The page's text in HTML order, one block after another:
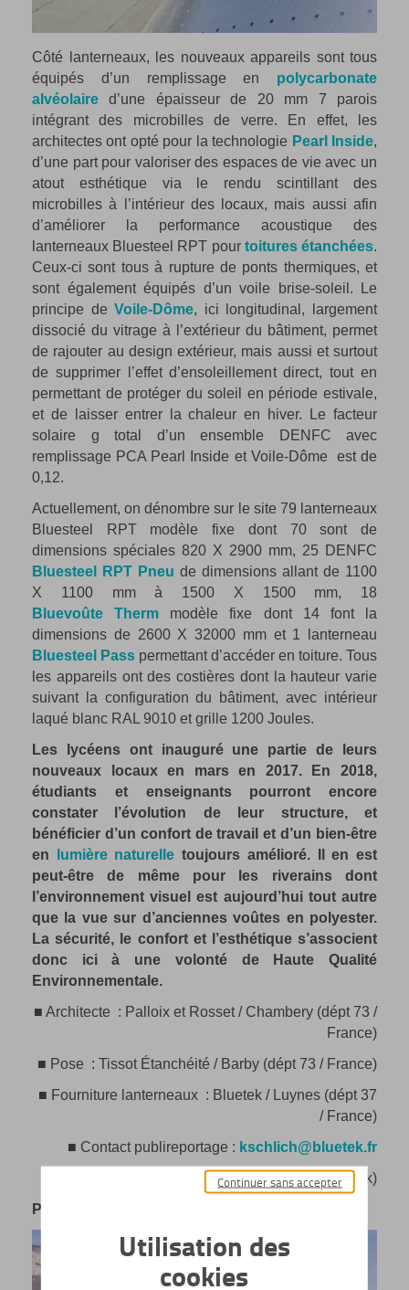
Côté lanterneaux, les nouveaux appareils sont tous
équipés d’un remplissage en polycarbonate
alvéolaire d’une épaisseur de 20 mm 7 parois
intégrant des microbilles de verre. En effet, les
architectes ont opté pour la technologie Pearl Inside,
d’une part pour valoriser des espaces de vie avec un
atout esthétique via le rendu scintillant des
microbilles à l’intérieur des locaux, mais aussi afin
d’améliorer la performance acoustique des
lanterneaux Bluesteel RPT pour toitures étanchées.
Ceux-ci sont tous à rupture de ponts thermiques, et
sont également équipés d’un voile brise-soleil. Le
principe deVoile-Dôme, ici longitudinal, largement
dissocié du vitrage à l’extérieur du bâtiment, permet
de rajouter au design extérieur, mais aussi et surtout
de supprimer l’effet d’ensoleillement direct, tout en
permettant de protéger du soleil en période estivale,
et de laisser entrer la chaleur en hiver. Le facteur
solaire g total d’un ensemble DENFC avec
remplissage PCA Pearl Inside et Voile-Dôme est de
0,12.
Actuellement, on dénombre sur le site 79 lanterneaux
Bluesteel RPT modèle fixe dont 70 sont de
dimensions spéciales 820 X 2900 mm, 25 DENFC
Bluesteel RPT Pneu de dimensions allant de 1100
X 1100 mm à 1500 X 1500 mm, 18
Bluevoûte Therm modèle fixe dont 14 font la
dimensions de 2600 X 32000 mm et 1 lanterneau
Bluesteel Pass permettant d’accéder en toiture. Tous
les appareils ont des costières dont la hauteur varie
suivant la configuration du bâtiment, avec intérieur
laqué blanc RAL 9010 et grille 1200 Joules.
Les lycéens ont inauguré une partie de leurs
nouveaux locaux en mars en 2017. En 2018,
étudiants et enseignants pourront encore
constater l’évolution de leur structure, et
bénéficier d’un confort de travail et d’un bien-être
en
lumière naturelle toujours amélioré. Il en est
peut-être de même pour les riverains dont
l’environnement visuel est aujourd’hui tout autre
que la vue sur d’anciennes voûtes en polyester.
La sécurité, le confort et l’esthétique s’associent
donc ici à une volonté de Haute Qualité
Environnementale.
■ Architecte : Palloix et Rosset / Chambery (dépt 73 /
France)
■ Pose : Tissot Étanchéité / Barby (dépt 73 / France)
■ Fourniture lanterneaux : Bluetek / Luynes (dépt 37
/ France)
■ Contact publireportage : kschlich@bluetek.fr
(Photos Christophe Blain - Bluetek)
Portfolio
Utilisation des
cookies
Continuer sans accepter